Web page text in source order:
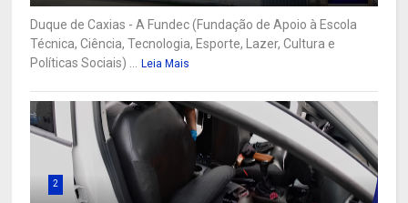
Duque de Caxias - A Fundec (Fundação de Apoio à Escola
Técnica, Ciência, Tecnologia, Esporte, Lazer, Cultura e
Políticas Sociais) ...
Leia Mais
2